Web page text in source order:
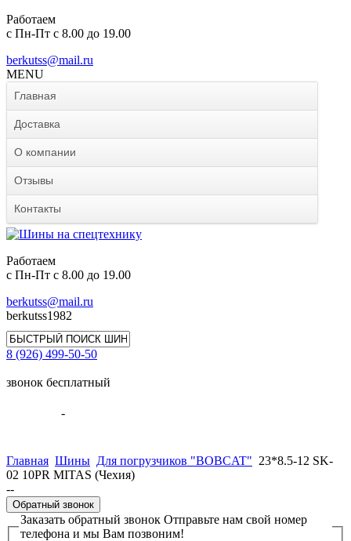
Работаем
с Пн-Пт с 8.00 до 19.00
berkutss@mail.ru
MENU
Главная
Доставка
О компании
Отзывы
Контакты
Работаем
с Пн-Пт с 8.00 до 19.00
berkutss@mail.ru
berkutss1982
8 (926) 499-50-50
звонок бесплатный
-
Главная Шины Для погрузчиков "BOBCAT" 23*8.5-12 SK-
02 10PR MITAS (Чехия)
--
Обратный звонок
Заказать обратный звонок Отправьте нам свой номер
телефона и мы Вам позвоним!